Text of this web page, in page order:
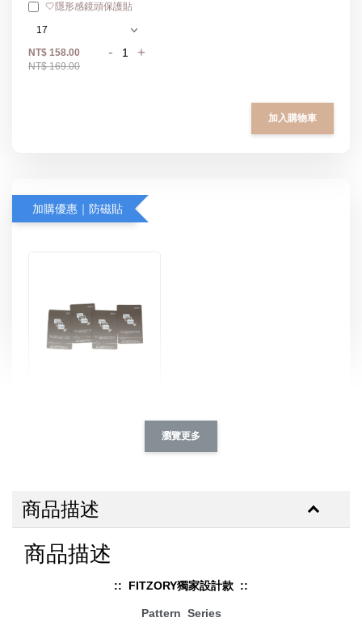
🤍隱形感鏡頭保護貼
NT$ 158.00
NT$ 169.00
- +
加入購物車
加購優惠｜防磁貼
加購優惠｜設計師系列 滴膠支架
瀏覽更多
商品描述
商品描述
:: FITZORY獨家設計款 ::
Pattern Series